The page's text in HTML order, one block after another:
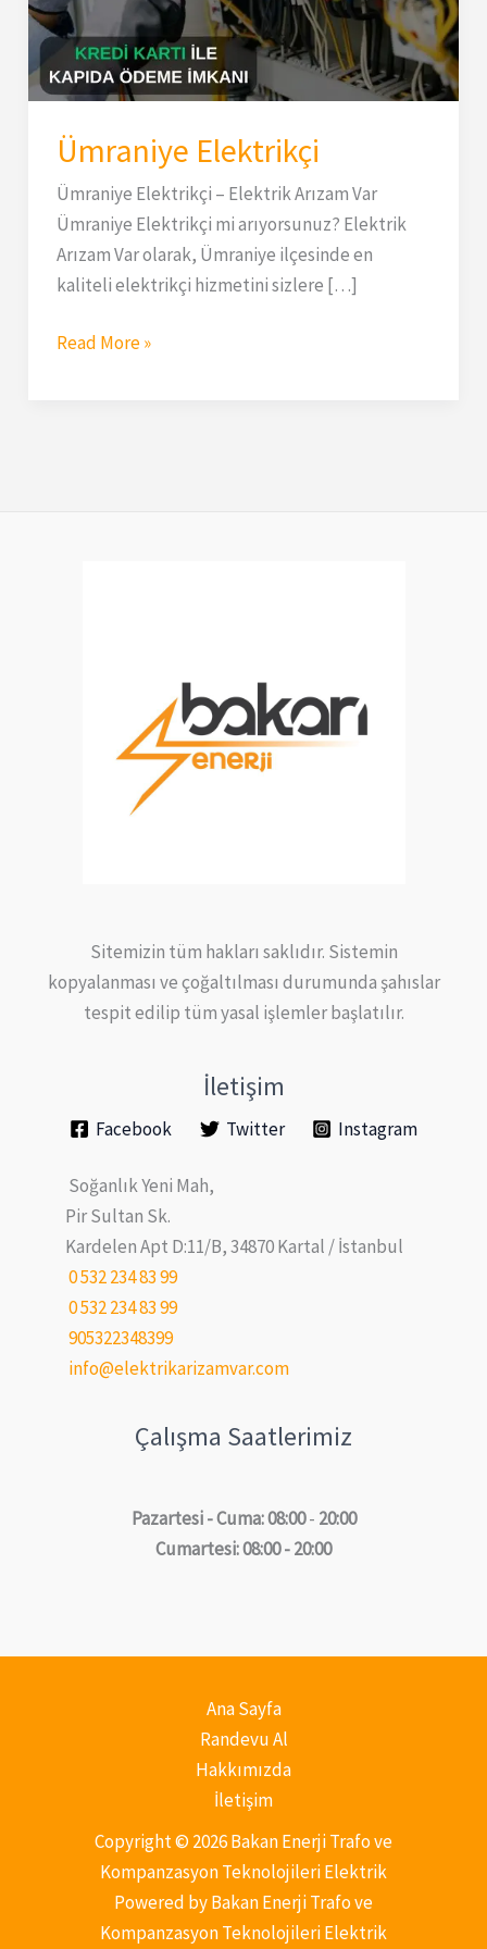
Ümraniye Elektrikçi
Ümraniye Elektrikçi – Elektrik Arızam Var
Ümraniye Elektrikçi mi arıyorsunuz? Elektrik
Arızam Var olarak, Ümraniye ilçesinde en
kaliteli elektrikçi hizmetini sizlere […]
Read More »
Sitemizin tüm hakları saklıdır. Sistemin
kopyalanması ve çoğaltılması durumunda şahıslar
tespit edilip tüm yasal işlemler başlatılır.
İletişim
Facebook Twitter Instagram
Soğanlık Yeni Mah,
Pir Sultan Sk.
Kardelen Apt D:11/B, 34870 Kartal / İstanbul
0 532 234 83 99
0 532 234 83 99
905322348399
info@elektrikarizamvar.com
Çalışma Saatlerimiz
Pazartesi - Cuma: 08:00- 20:00
Cumartesi: 08:00 - 20:00
Ana Sayfa
Randevu Al
Hakkımızda
İletişim
Copyright © 2026 Bakan Enerji Trafo ve
Kompanzasyon Teknolojileri Elektrik
Powered by Bakan Enerji Trafo ve
Kompanzasyon Teknolojileri Elektrik